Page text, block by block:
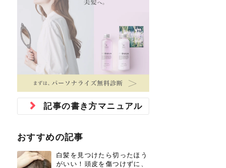
花粉で髪がパサパサするの
はなぜ？原因と落とし方・
防ぎ方を紹介
花粉の季節になると、髪がパサつく、
広がる、手触りが悪いと感じた経験は
ありま...
さくら
肌に合う髪色、どう見つけ
る？「イエベ」「ブルベ」
診断と...
美容室で素敵なヘアカラーに染めても
らったのに、家に帰って鏡を見たら、
「なん...
かえで
40代のパーマがダレる原因
とは？自宅でできる復活術
と長...
パーマをかけたばかりなのに、もうカ
ールがダレてしまったと感じている方
はいな...
メガネ
前髪を薄くするための美容
院の頼み方とは？失敗しな
いため...
前髪は薄くしたほうが今風でおしゃれ
だと思っている人は、前髪を早く変え
たいと...
かえで
ヘッドスパで頭皮をケアし
よう！ヘッドスパの効果と
おすすめの人
普段目に見えない頭皮ですが、何のケ
アもせずに放っておくとダメージが蓄
積して...
yukarin
ストレスで髪の毛はどう変
わる？抜け毛・パサつきの
原因と...
最近、髪のツヤがなくなったという方
や、抜け毛が増えたと悩んでいる方
は、スト...
さくら
40代の髪を悩みに最適！韓
国発「ダリーフ」でヘアセ
ット...
韓国コスメを使うのは若い子だけだと
思っていないでしょうか？ダリーフの
グラム...
さくら
「おしゃれ」と「身だしな
み」は違う。相手に信頼感
を与え...
新しい環境に臨むとき、多くの人が意
識するのが「身だしなみ」です。特に
メイク...
さな
エステの勧誘が怖い人へ。
断ることは悪くない。自分
を守る...
「初回限定〇〇円！」そんなお得な体
験エステに行ってみたいけど、『押し
に弱い...
さな
「今さら」なんて言わせな
い。40代のVIO・顔脱毛、
賢...
40代になって、ふと自分のムダ毛のこ
とが気になり始めたけど、「今から脱
毛を...
さな
オフィスネイルでも「キラ
キラ」はOK？派手に見えな
い上...
仕事中も、ふとした瞬間に自分の指先
を見て、気分が上がるという心ときめ
く「キ...
あおい
ジュベルック スキンの効果
とは？毛穴・ニキビ跡への
変化...
ニキビ跡の凸凹をどうにかしたいと、
肌の質感でお悩みではないでしょう
か？肌に...
本気の痩身と体質改善に。
アーユルヴェーダに基づく
「イン...
自己流のダイエットではなかなか落ち
ない、頑固な脂肪やセルライトを、本
気で体...
記事の書き方マニュアル
おすすめの記事
白髪を見つけたら切ったほう
がいい！頭皮を傷つけずに、